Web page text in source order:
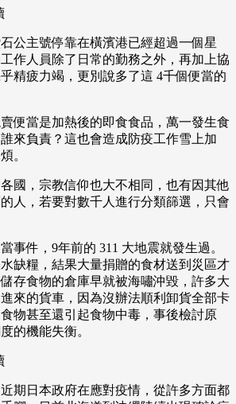
公主號停靠在橫濱港已經超過一個星
作人員除了日常的勤務之外，再加上協
精疲力竭，更別說多了這 4千個便當的
便當是加熱後的即食食品，萬一發生食
來負責？這也會造成防疫工作雪上加
。
國，宗教信仰也大不相同，也有因其他
人，若要對數千人進行分類篩選，只會
事件，9年前的 311 大地震就發生過。
缺糧，結果大量捐贈的食材送到災區才
存食物的倉庫早就被海嘯沖毀，許多大
來的貨車，因為沒辦法順利卸貨全部卡
物甚至還引起食物中毒，事後檢討原
的機能失衡。
期日本政府在應對疫情，從許多方面都